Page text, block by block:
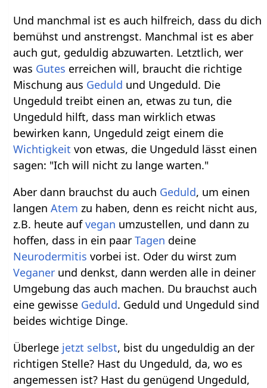
Und manchmal ist es auch hilfreich, dass du dich
bemühst und anstrengst. Manchmal ist es aber
auch gut, geduldig abzuwarten. Letztlich, wer
was Gutes erreichen will, braucht die richtige
Mischung aus Geduld und Ungeduld. Die
Ungeduld treibt einen an, etwas zu tun, die
Ungeduld hilft, dass man wirklich etwas
bewirken kann, Ungeduld zeigt einem die
Wichtigkeit von etwas, die Ungeduld lässt einen
sagen: "Ich will nicht zu lange warten."
Aber dann brauchst du auch Geduld, um einen
langenAtem zu haben, denn es reicht nicht aus,
z.B. heute aufvegan umzustellen, und dann zu
hoffen, dass in ein paarTagen deine
Neurodermitis vorbei ist. Oder du wirst zum
Veganer und denkst, dann werden alle in deiner
Umgebung das auch machen. Du brauchst auch
eine gewisse Geduld. Geduld und Ungeduld sind
beides wichtige Dinge.
Überlege jetzt selbst, bist du ungeduldig an der
richtigen Stelle? Hast du Ungeduld, da, wo es
angemessen ist? Hast du genügend Ungeduld,